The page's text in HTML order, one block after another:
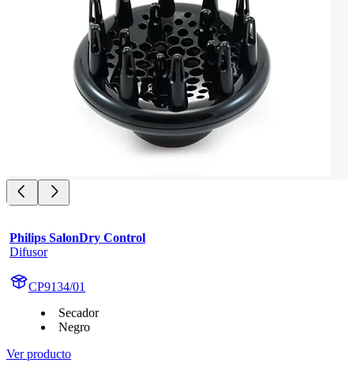
Philips SalonDry Control
Difusor
CP9134/01
Secador
Negro
Ver producto